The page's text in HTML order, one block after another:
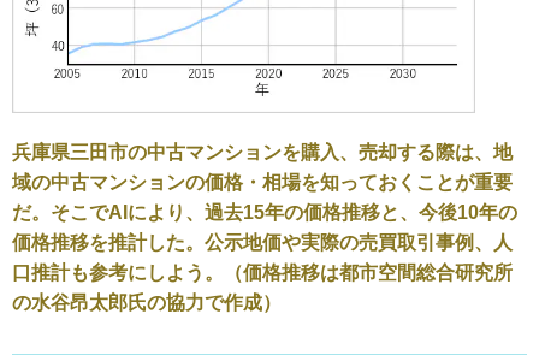
兵庫県三田市の中古マンションを購入、売却する際は、地
域の中古マンションの価格・相場を知っておくことが重要
だ。そこでAIにより、過去15年の価格推移と、今後10年の
価格推移を推計した。公示地価や実際の売買取引事例、人
口推計も参考にしよう。（価格推移は都市空間総合研究所
の水谷昂太郎氏の協力で作成）